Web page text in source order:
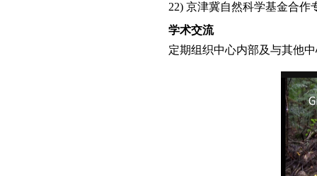
22) 京津冀自然科学基金合作
学术交流
定期组织中心内部及与其他